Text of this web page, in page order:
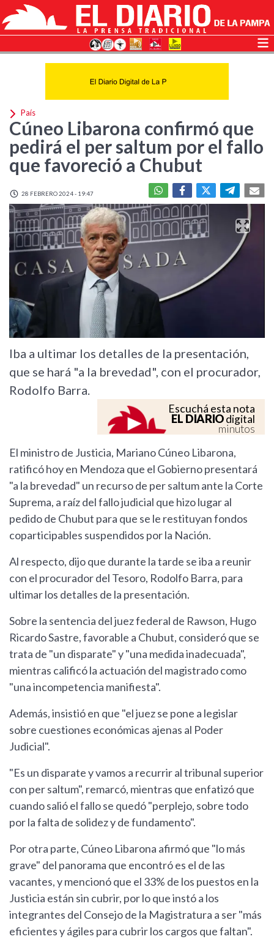
País
Cúneo Libarona confirmó que
pedirá el per saltum por el fallo
que favoreció a Chubut
28 FEBRERO 2024 - 19:47
Iba a ultimar los detalles de la presentación,
que se hará "a la brevedad", con el procurador,
Rodolfo Barra.
Escuchá esta nota
EL DIARIOdigital
minutos
El ministro de Justicia, Mariano Cúneo Libarona,
ratificó hoy en Mendoza que el Gobierno presentará
"a la brevedad" un recurso de per saltum ante la Corte
Suprema, a raíz del fallo judicial que hizo lugar al
pedido de Chubut para que se le restituyan fondos
coparticipables suspendidos por la Nación.
Al respecto, dijo que durante la tarde se iba a reunir
con el procurador del Tesoro, Rodolfo Barra, para
ultimar los detalles de la presentación.
Sobre la sentencia del juez federal de Rawson, Hugo
Ricardo Sastre, favorable a Chubut, consideró que se
trata de "un disparate" y "una medida inadecuada",
mientras calificó la actuación del magistrado como
"una incompetencia manifiesta".
Además, insistió en que "el juez se pone a legislar
sobre cuestiones económicas ajenas al Poder
Judicial".
"Es un disparate y vamos a recurrir al tribunal superior
con per saltum", remarcó, mientras que enfatizó que
cuando salió el fallo se quedó "perplejo, sobre todo
por la falta de solidez y de fundamento".
Por otra parte, Cúneo Libarona afirmó que "lo más
grave" del panorama que encontró es el de las
vacantes, y mencionó que el 33% de los puestos en la
Justicia están sin cubrir, por lo que instó a los
integrantes del Consejo de la Magistratura a ser "más
eficientes y ágiles para cubrir los cargos que faltan".